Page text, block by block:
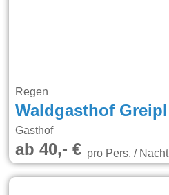
Regen
Waldgasthof Greipl
Gasthof
ab 40,- €pro Pers. / Nacht